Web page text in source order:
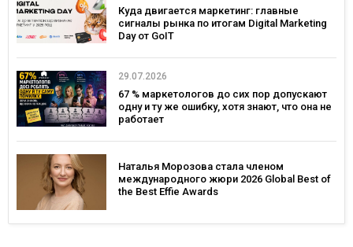
Куда двигается маркетинг: главные
сигналы рынка по итогам Digital Marketing
Day от GoIT
29.07.2026
67 % маркетологов до сих пор допускают
одну и ту же ошибку, хотя знают, что она не
работает
Наталья Морозова стала членом
международного жюри 2026 Global Best of
the Best Effie Awards